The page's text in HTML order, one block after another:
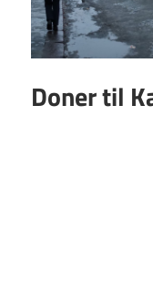
Doner til